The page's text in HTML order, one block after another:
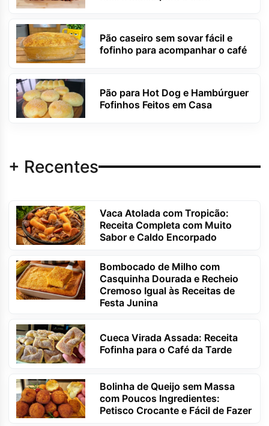
Pão caseiro sem sovar fácil e
fofinho para acompanhar o café
Pão para Hot Dog e Hambúrguer
Fofinhos Feitos em Casa
+ Recentes
Vaca Atolada com Tropicão:
Receita Completa com Muito
Sabor e Caldo Encorpado
Bombocado de Milho com
Casquinha Dourada e Recheio
Cremoso Igual às Receitas de
Festa Junina
Cueca Virada Assada: Receita
Fofinha para o Café da Tarde
Bolinha de Queijo sem Massa
com Poucos Ingredientes:
Petisco Crocante e Fácil de Fazer